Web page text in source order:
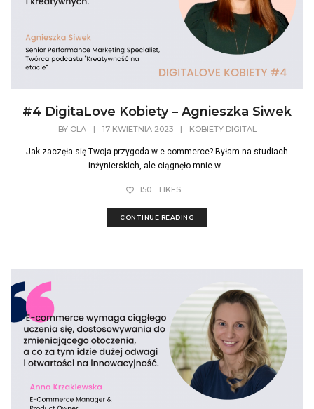
#4 DigitaLove Kobiety – Agnieszka Siwek
BY OLA | 17 KWIETNIA 2023 | KOBIETY DIGITAL
Jak zaczęła się Twoja przygoda w e-commerce? Byłam na studiach
inżynierskich, ale ciągnęło mnie w...
150 LIKES
CONTINUE READING